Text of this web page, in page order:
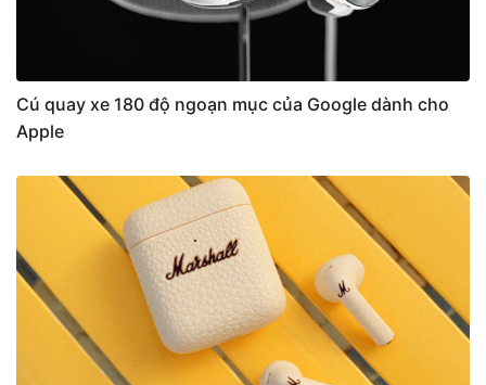
Cú quay xe 180 độ ngoạn mục của Google dành cho
Apple